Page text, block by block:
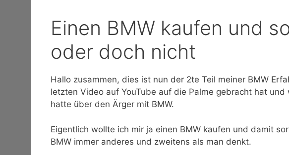
Einen BMW kaufen und
oder doch nicht
Hallo zusammen, dies ist nun der 2te Teil meiner BMW
letzten Video auf YouTube auf die Palme gebracht hat
hatte über den Ärger mit BMW.
Eigentlich wollte ich mir ja einen BMW kaufen und damit
BMW immer anderes und zweitens als man denkt.